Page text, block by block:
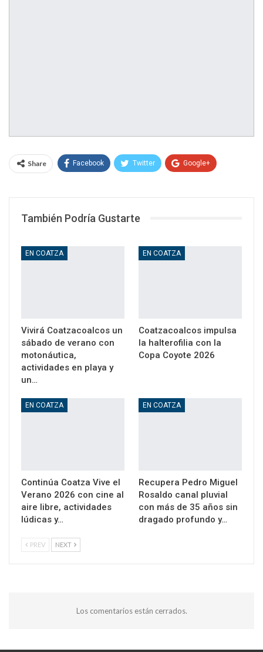
Share Facebook Twitter Google+
También Podría Gustarte
EN COATZA
Vivirá Coatzacoalcos un
sábado de verano con
motonáutica,
actividades en playa y
un…
EN COATZA
Coatzacoalcos impulsa
la halterofilia con la
Copa Coyote 2026
EN COATZA
Continúa Coatza Vive el
Verano 2026 con cine al
aire libre, actividades
lúdicas y…
EN COATZA
Recupera Pedro Miguel
Rosaldo canal pluvial
con más de 35 años sin
dragado profundo y…
PREV NEXT
Los comentarios están cerrados.